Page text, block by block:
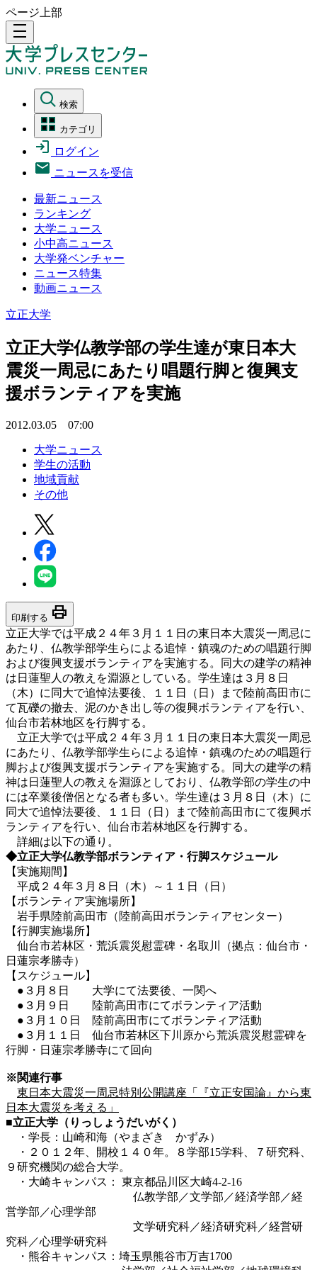
ページ上部
density_medium
検索
カテゴリ
ログイン
ニュースを受信
最新ニュース
ランキング
大学ニュース
小中高ニュース
大学発ベンチャー
ニュース特集
動画ニュース
立正大学
立正大学仏教学部の学生達が東日本大
震災一周忌にあたり唱題行脚と復興支
援ボランティアを実施
2012.03.05 07:00
大学ニュース
学生の活動
地域貢献
その他
印刷する print
立正大学では平成２４年３月１１日の東日本大震災一周忌に
あたり、仏教学部学生らによる追悼・鎮魂のための唱題行脚
および復興支援ボランティアを実施する。同大の建学の精神
は日蓮聖人の教えを淵源としている。学生達は３月８日
（木）に同大で追悼法要後、１１日（日）まで陸前高田市に
て瓦礫の撤去、泥のかき出し等の復興ボランティアを行い、
仙台市若林地区を行脚する。
立正大学では平成２４年３月１１日の東日本大震災一周忌
にあたり、仏教学部学生らによる追悼・鎮魂のための唱題行
脚および復興支援ボランティアを実施する。同大の建学の精
神は日蓮聖人の教えを淵源としており、仏教学部の学生の中
には卒業後僧侶となる者も多い。学生達は３月８日（木）に
同大で追悼法要後、１１日（日）まで陸前高田市にて復興ボ
ランティアを行い、仙台市若林地区を行脚する。
詳細は以下の通り。
◆立正大学仏教学部ボランティア・行脚スケジュール
【実施期間】
平成２４年３月８日（木）～１１日（日）
【ボランティア実施場所】
岩手県陸前高田市（陸前高田ボランティアセンター）
【行脚実施場所】
仙台市若林区・荒浜震災慰霊碑・名取川（拠点：仙台市・
日蓮宗孝勝寺）
【スケジュール】
●３月８日 大学にて法要後、一関へ
●３月９日 陸前高田市にてボランティア活動
●３月１０日 陸前高田市にてボランティア活動
●３月１１日 仙台市若林区下川原から荒浜震災慰霊碑を
行脚・日蓮宗孝勝寺にて回向
※関連行事
東日本大震災一周忌特別公開講座「『立正安国論』から東
日本大震災を考える」
■立正大学（りっしょうだいがく）
・学長：山崎和海（やまざき かずみ）
・２０１２年、開校１４０年。８学部15学科、７研究科、
９研究機関の総合大学。
・大崎キャンパス： 東京都品川区大崎4-2-16
仏教学部／文学部／経済学部／経
営学部／心理学部
文学研究科／経済研究科／経営研
究科／心理学研究科
・熊谷キャンパス：埼玉県熊谷市万吉1700